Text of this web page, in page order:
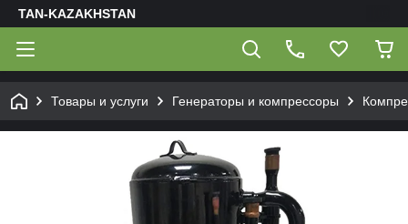
TAN-KAZAKHSTAN
Товары и услуги Генераторы и компрессоры